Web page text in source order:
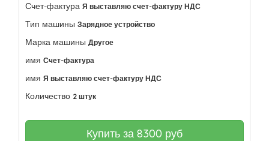
Счет-фактура Я выставляю счет-фактуру НДС
Тип машины Зарядное устройство
Марка машины Другое
имя Счет-фактура
имя Я выставляю счет-фактуру НДС
Количество 2 штук
Купить за 8300 руб